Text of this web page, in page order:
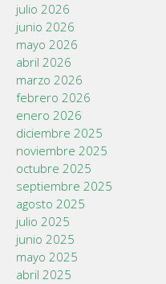
julio 2026
junio 2026
mayo 2026
abril 2026
marzo 2026
febrero 2026
enero 2026
diciembre 2025
noviembre 2025
octubre 2025
septiembre 2025
agosto 2025
julio 2025
junio 2025
mayo 2025
abril 2025